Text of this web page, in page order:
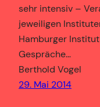
sehr intensiv –
jeweiligen
Hamburger
Gespräche…
Berthold Vogel
29. Mai 2014